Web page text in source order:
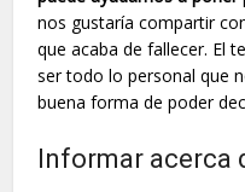
nos gustaría compartir
que acaba de fallecer. El
ser todo lo personal que
buena forma de poder
Informar acerca